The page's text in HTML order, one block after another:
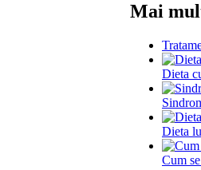
Mai
Dieta
Dieta
Cum